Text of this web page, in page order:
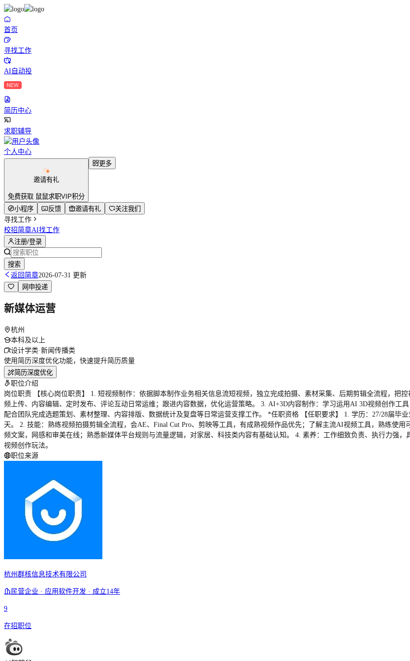
首页
寻找工作
AI自动投
简历中心
求职辅导
个人中心
邀请有礼
免费获取 鼠鼠求职VIP积分
更多
小程序 反馈 邀请有礼
关注我们
寻找工作
校招简章AI找工作
注册/登录
搜索
返回简章2026-07-31 更新
网申投递
新媒体运营
杭州
本科及以上
设计学类·新闻传播类
使用简历深度优化功能，快速提升简历质量
简历深度优化
职位介绍
岗位职责 【核心岗位职责】 1. 短视频制作：依据脚本制作业务相关信息流短视频，独立完成拍摄、素材采集、后期剪辑全流程，把
频上传、内容编辑、定时发布、评论互动日常运维；跟进内容数据，优化运营策略。 3. AI+3D内容制作：学习运用AI 3D视频创作工
配合团队完成选题策划、素材整理、内容排版、数据统计及复盘等日常运营支撑工作。 *任职资格 【任职要求】 1. 学历：27/28届毕
天。 2. 技能：熟练视频拍摄剪辑全流程，会AE、Final Cut Pro、剪映等工具，有成熟视频作品优先；了解主流AI视频工具，熟练使
频文案，网感和审美在线；熟悉新媒体平台规则与流量逻辑，对家居、科技类内容有基础认知。 4. 素养：工作细致负责、执行力强
视频创作玩法。
职位来源
杭州群核信息技术有限公司
民营企业 · 应用软件开发 · 成立14年
9
在招职位